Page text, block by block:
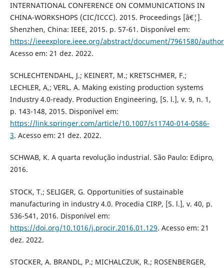
INTERNATIONAL CONFERENCE ON COMMUNICATIONS IN
CHINA-WORKSHOPS (CIC/ICCC). 2015. Proceedings [â€¦].
Shenzhen, China: IEEE, 2015. p. 57-61. Disponível em:
https://ieeexplore.ieee.org/abstract/document/7961580/
Acesso em: 21 dez. 2022.
SCHLECHTENDAHL, J.; KEINERT, M.; KRETSCHMER, F.;
LECHLER, A,; VERL. A. Making existing production systems
Industry 4.0-ready. Production Engineering, [S. l.], v. 9, n. 1,
p. 143-148, 2015. Disponível em:
https://link.springer.com/article/10.1007/s11740-014-0586-
3. Acesso em: 21 dez. 2022.
SCHWAB, K. A quarta revolução industrial. São Paulo: Edipro,
2016.
STOCK, T.; SELIGER, G. Opportunities of sustainable
manufacturing in industry 4.0. Procedia CIRP, [S. l.], v. 40, p.
536-541, 2016. Disponível em:
https://doi.org/10.1016/j.procir.2016.01.129. Acesso em: 21
dez. 2022.
STOCKER, A. BRANDL, P.; MICHALCZUK, R.; ROSENBERGER,